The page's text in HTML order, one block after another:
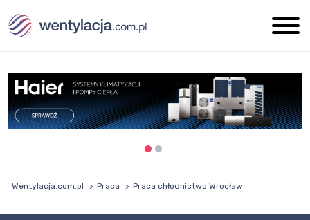
Wentylacja.com.pl Praca Praca chłodnictwo Wrocław